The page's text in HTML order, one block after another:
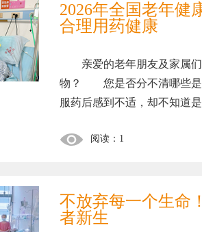
2026年全国老年健
合理用药健康
亲爱的老年朋友及家属
物？ 您是否分不清哪些
服药后感到不适，却不知道
阅读：1
不放弃每一个生命
者新生